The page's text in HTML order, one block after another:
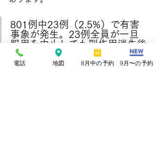
801例中23例（2.5%）で有害
事象が発生。23例全員が一旦
服用を中止しても副作用消失後
再開を希望し服用を継続した。
5年後にも訴えが持続した症例
電話 地図 8月中の予約 9月〜の予約